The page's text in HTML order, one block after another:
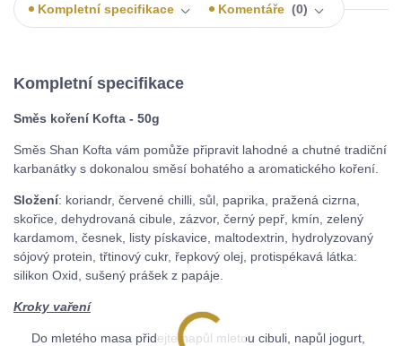
Kompletní specifikace Komentáře 0
Kompletní specifikace
Směs koření Kofta - 50g
Směs Shan Kofta vám pomůže připravit lahodné a chutné tradiční
karbanátky s dokonalou směsí bohatého a aromatického koření.
Složení: koriandr, červené chilli, sůl, paprika, pražená cizrna,
skořice, dehydrovaná cibule, zázvor, černý pepř, kmín, zelený
kardamom, česnek, listy pískavice, maltodextrin, hydrolyzovaný
sójový protein, třtinový cukr, řepkový olej, protispékavá látka:
silikon Oxid, sušený prášek z papáje.
Kroky vaření
Do mletého masa přidejte napůl mletou cibuli, napůl jogurt,